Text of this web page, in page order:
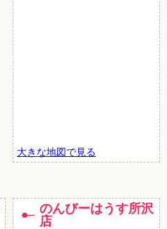
大きな地図で見る
のんびーはうす所沢
店